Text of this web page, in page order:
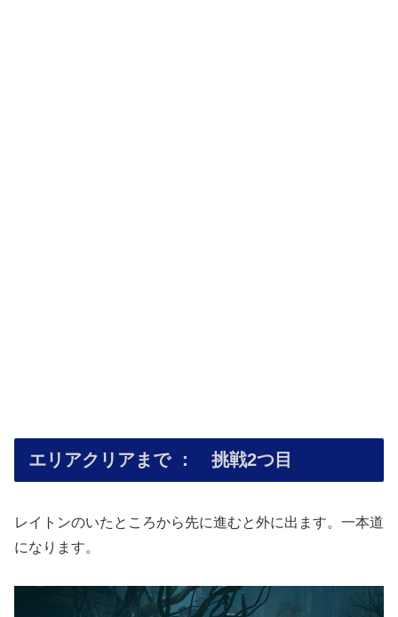
エリアクリアまで ： 挑戦2つ目
レイトンのいたところから先に進むと外に出ます。一本道
になります。